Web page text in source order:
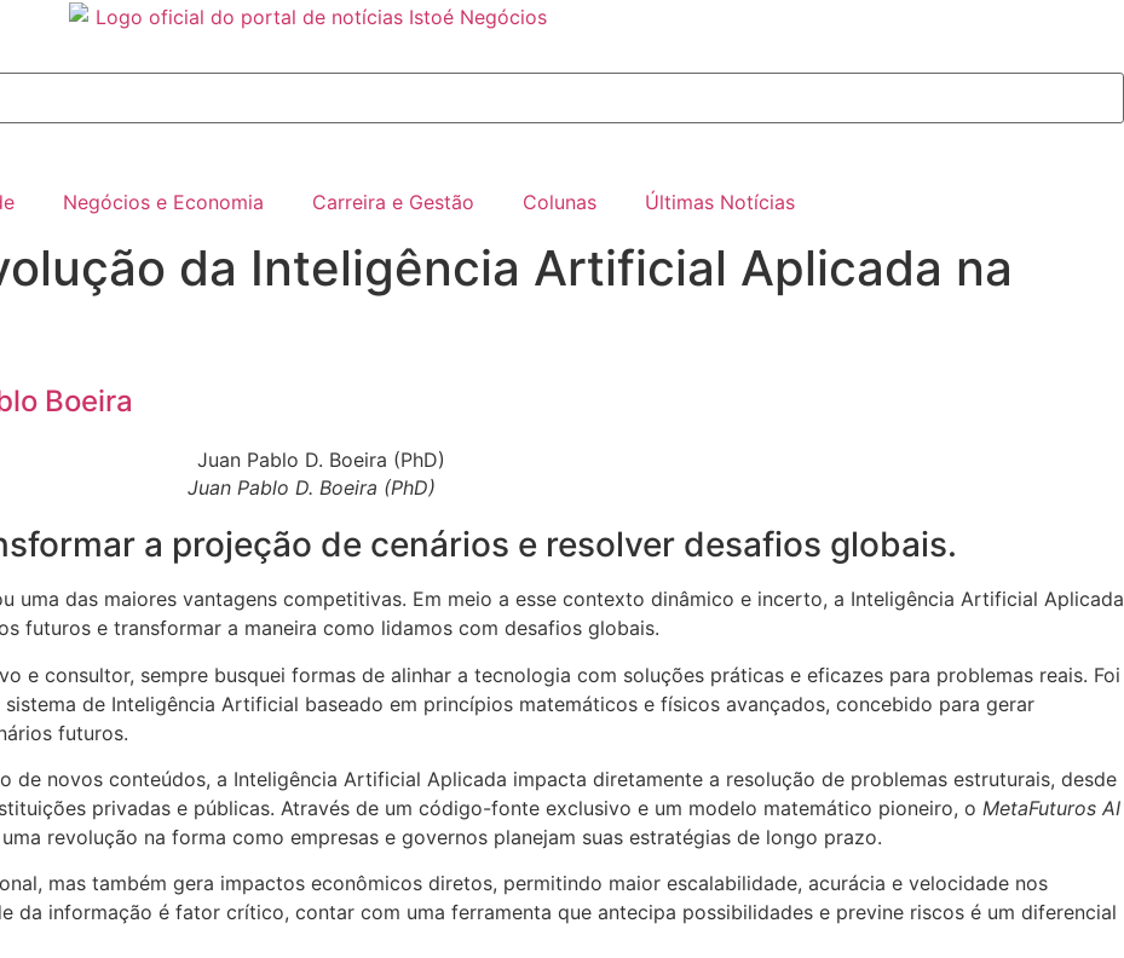
Negócios e Economia Carreira e Gestão Colunas Últimas Notícias
da Inteligência Artificial Aplicada na
Boeira
Juan Pablo D. Boeira (PhD)
a projeção de cenários e resolver desafios globais.
uma das maiores vantagens competitivas. Em meio a esse contexto dinâmico e incerto, a Inteligência Artificial Aplicada
futuros e transformar a maneira como lidamos com desafios globais.
e consultor, sempre busquei formas de alinhar a tecnologia com soluções práticas e eficazes para problemas reais. Foi
sistema de Inteligência Artificial baseado em princípios matemáticos e físicos avançados, concebido para gerar
futuros.
de novos conteúdos, a Inteligência Artificial Aplicada impacta diretamente a resolução de problemas estruturais, desde
privadas e públicas. Através de um código-fonte exclusivo e um modelo matemático pioneiro, o MetaFuturos AI
revolução na forma como empresas e governos planejam suas estratégias de longo prazo.
mas também gera impactos econômicos diretos, permitindo maior escalabilidade, acurácia e velocidade nos
da informação é fator crítico, contar com uma ferramenta que antecipa possibilidades e previne riscos é um diferencial